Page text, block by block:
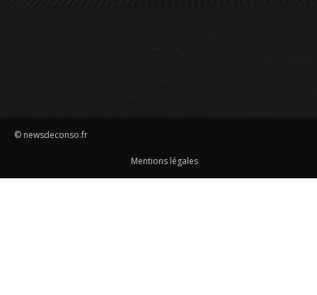
© newsdeconso.fr
Mentions légales